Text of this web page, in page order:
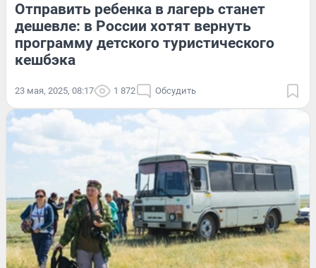
Отправить ребенка в лагерь станет
дешевле: в России хотят вернуть
программу детского туристического
кешбэка
23 мая, 2025, 08:17 1 872 Обсудить